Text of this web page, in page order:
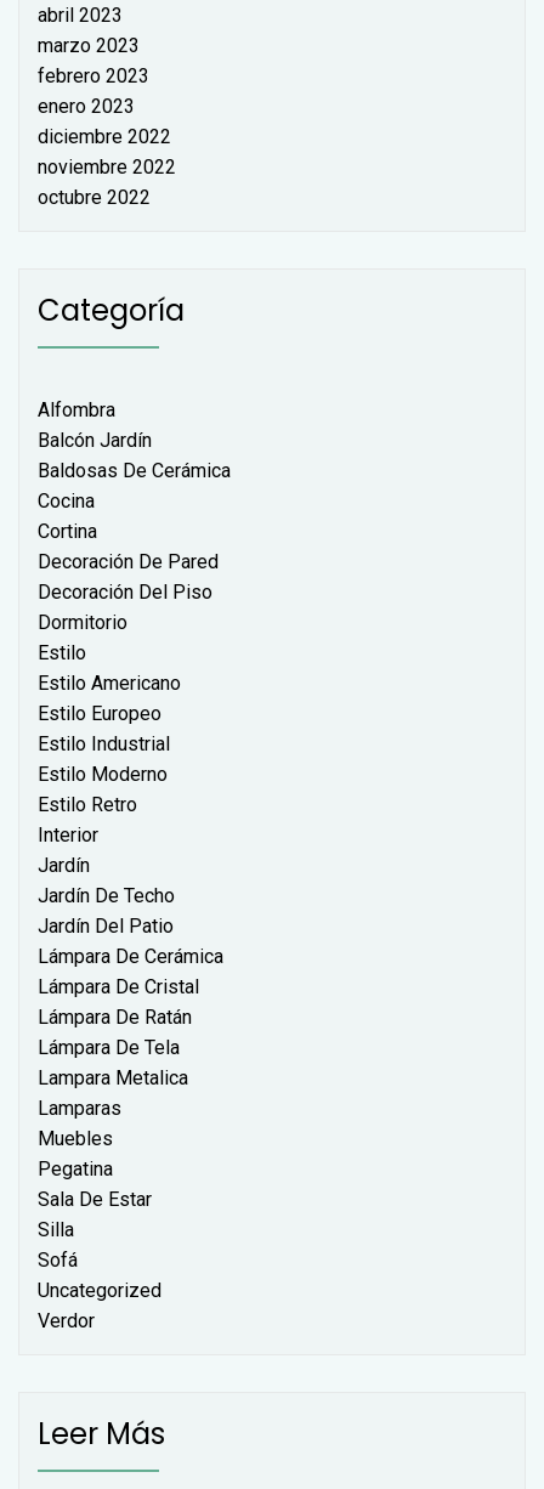
abril 2023
marzo 2023
febrero 2023
enero 2023
diciembre 2022
noviembre 2022
octubre 2022
Categoría
Alfombra
Balcón Jardín
Baldosas De Cerámica
Cocina
Cortina
Decoración De Pared
Decoración Del Piso
Dormitorio
Estilo
Estilo Americano
Estilo Europeo
Estilo Industrial
Estilo Moderno
Estilo Retro
Interior
Jardín
Jardín De Techo
Jardín Del Patio
Lámpara De Cerámica
Lámpara De Cristal
Lámpara De Ratán
Lámpara De Tela
Lampara Metalica
Lamparas
Muebles
Pegatina
Sala De Estar
Silla
Sofá
Uncategorized
Verdor
Leer Más